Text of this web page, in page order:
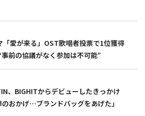
「愛が来る」OST歌唱者投票で1位獲得
前の協議がなく参加は不可能”
、BIGHITからデビューしたきっかけ
おかげ…ブランドバッグをあげた」